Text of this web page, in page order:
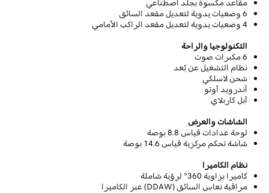
مقاعد مكسوة بجلد اصطناعي
6 وضعيات يدوية لتعديلمقعد السائق
4 وضعيات يدوية لتعديلمقعد الراكب الأمامي
التكنولوجيا والراحة
6مكبرات صوت
نظام التشغيل عن بُعد
شحن لاسلكي
أندرويد أوتو
أبل كاربلاي
الشاشات والعرض
لوحة عدادات قياس 8.8بوصة
شاشة تحكم مركزية قياس 14.6 بوصة
نظام الكاميرا
كاميرا بزاوية 360° لرؤية شاملة
مراقبة نعاس السائق(DDAW)
عبر الكاميرا